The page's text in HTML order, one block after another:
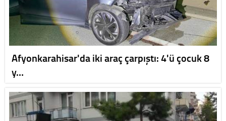
Afyonkarahisar'da iki araç çarpıştı: 4'ü çocuk 8
y…